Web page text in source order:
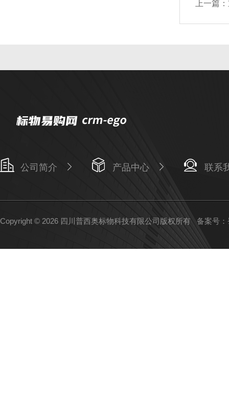
上一篇：
公司简介 产品中心 联系
Copyright © 2026 四川普西奥标物科技有限公司版权所有 备案号：